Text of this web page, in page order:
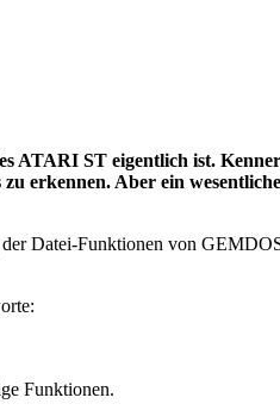
ATARI ST eigentlich ist.
zu erkennen. Aber ein
Datei-Funktionen von
Funktionen.